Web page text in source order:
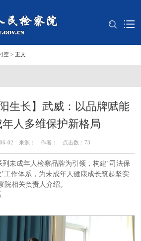
空> 正文
生长】武威：以品牌赋能
人多维保护新格局
06-02 来源： 作者： 点击数： 73
列未成年人检察品牌为引领，构建‘司法保
工作体系，为未成年人健康成长筑起坚实
院相关负责人介绍。